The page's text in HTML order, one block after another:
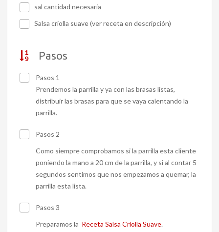
sal cantidad necesaria
Salsa criolla suave (ver receta en descripción)
Pasos
Pasos 1
Prendemos la parrilla y ya con las brasas listas,
distribuir las brasas para que se vaya calentando la
parrilla.
Pasos 2
Como siempre comprobamos si la parrilla esta cliente
poniendo la mano a 20 cm de la parrilla, y si al contar 5
segundos sentimos que nos empezamos a quemar, la
parrilla esta lista.
Pasos 3
Preparamos la Receta Salsa Criolla Suave.